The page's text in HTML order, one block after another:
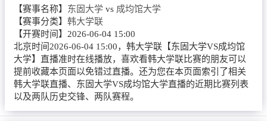
录像
足球录像
篮球录像
新闻
足球新闻
【赛事名称】 东固大学 vs 成均馆大学
【赛事分类】 韩大学联
【开赛时间】 2026-06-04 15:00
北京时间2026-06-04 15:00，韩大学联【东固大学VS成均馆
大学】直播准时在线播放，喜欢看韩大学联比赛的朋友可以
提前收藏本页面以免错过直播。还为您在本页面索引了相关
韩大学联直播、东固大学VS成均馆大学直播的近期比赛列表
以及两队历史交锋、两队赛程。